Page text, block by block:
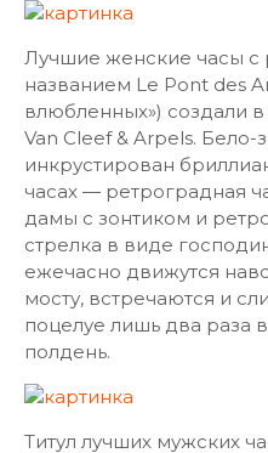
Лучшие женские часы с
названием Le Pont des
влюбленных») создали
Van Cleef & Arpels. Бело-
инкрустирован
часах — ретроградная
дамы с зонтиком и
стрелка в виде
ежечасно движутся
мосту, встречаются и
поцелуе лишь два раза
полдень.
Титул лучших мужских